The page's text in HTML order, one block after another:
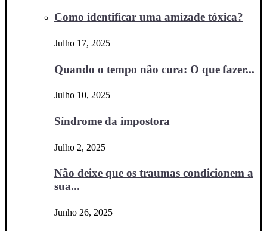
Como identificar uma amizade tóxica?
Julho 17, 2025
Quando o tempo não cura: O que fazer...
Julho 10, 2025
Síndrome da impostora
Julho 2, 2025
Não deixe que os traumas condicionem a
sua...
Junho 26, 2025